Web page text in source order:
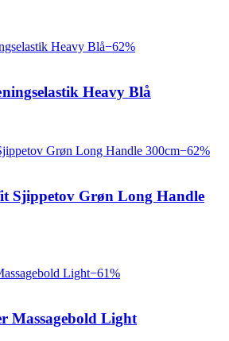
−62%
Heavy Blå
−62%
Sjippetov Grøn Long Handle
−61%
Massagebold Light